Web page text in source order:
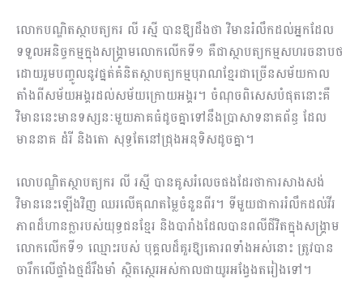
លោកបណ្ឌិតស្ថាបត្យករ លី រស្មី បានឱ្យដឹងថា វិមានរំលឹកដល់អ្នកដែល
ទទួលអនិច្ចកម្មក្នុងសង្គ្រាមលោកលើកទី១ គឺជាស្ថាបត្យកម្មសហរចនាបថ
ដោយរួមបញ្ចូលនូវផ្នត់គំនិតស្ថាបត្យកម្មបុរាណខ្មែរជាច្រើនសម័យកាល
តាំងពីសម័យអង្គរដល់សម័យក្រោយអង្គរ។ ចំណុចពិសេសបំផុតនោះគឺ
វិមាននេះមានទស្សនៈមួយភាគធំដូចគ្នាទៅនឹងប្រាសាទនាគព័ន្ធ ដែល
មាននាគ ដំរី និងតោ សុទ្ធតែនៅជ្រុងអនុទិសដូចគ្នា។
លោបណ្ឌិតស្ថាបត្យករ លី រស្មី បានគូសរំលេចផងដែរថាការសាងសង់
វិមាននេះឡើងវិញ ឈរលើគុណតម្លៃចំនួនពីរ។ ទីមួយជាការរំលឹកដល់វីរ
ភាពដ៏ហានក្លារបស់យុទ្ធជនខ្មែរ និងបារាំងដែលបានពលីជីវិតក្នុងសង្គ្រាម
លោកលើកទី១ ឈ្មោះរបស់ បុគ្គលដ៏គួរឱ្យគោរពទាំងអស់នោះ ត្រូវបាន
ចារឹកលើផ្ទាំងថ្មដ៏រឹងមាំ ស្ថិតស្ថេរអស់កាលជាយូរអង្វែងតរៀងទៅ។